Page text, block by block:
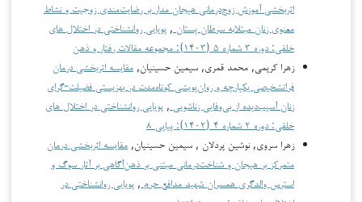
اثربخشی آموزش زوج‌درمانی هیجان مدار بر رضایت‌مندی زوجیت و نشاط
معنوی زنان مبتلابه سرطان پستان , پویایی روانشناختی در اختلال های
خلقی: دوره ۳ شماره ۵ (۱۴۰۳): مجموعه مقالات رفتار و ذهن
زهرا کریمی, محمد قمری, سیمین حسینیان, مقایسه اثربخشی درمان
فراتشخیصی یکپارچه و روان‌پویشی کوتاه‌مدت در بهزیستی فضیلت-گرای
زنان آسیب‌دیده از بی‌وفایی زناشویی , پویایی روانشناختی در اختلال های
خلقی: دوره ۲ شماره ۴ (۱۴۰۲): پیاپی ۸
زهرا سروی, نوشین پردلان , سیمین حسینیان, مقایسه اثربخشی درمان
متمرکز بر هیجان و شناخت‌درمانی مبتنی بر ذهن‌آگاهی بر آثار سوگ و
استرس والدگری همسران شهید مدافع حرم , پویایی روانشناختی در